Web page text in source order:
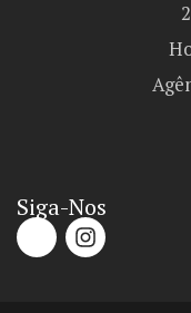
Siga-Nos